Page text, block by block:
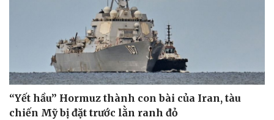
“Yết hầu” Hormuz thành con bài của Iran, tàu
chiến Mỹ bị đặt trước lằn ranh đỏ